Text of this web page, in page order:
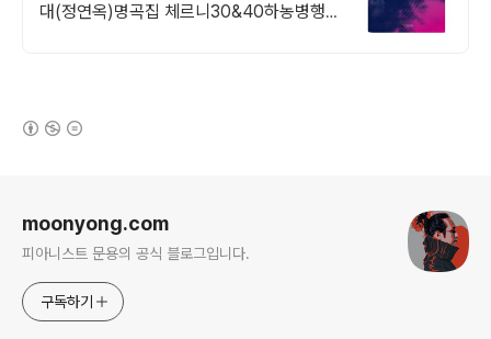
대(정연옥)명곡집 체르니30&40하농병행악
moonyong.com
피아니스트 문용의 공식 블로그입니다.
구독하기